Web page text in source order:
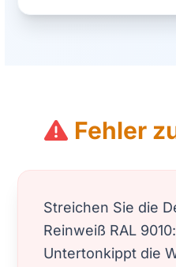
Fehler
Streichen Sie die
Reinweiß RAL
Untertonkippt die